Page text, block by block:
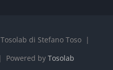
di Stefano Toso |
Powered byTosolab